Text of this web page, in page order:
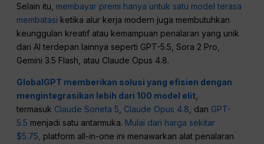
Selain itu, membayar premi hanya untuk satu model terasa
membatasi ketika alur kerja modern juga membutuhkan
keunggulan kreatif atau kemampuan penalaran yang unik
dari AI terdepan lainnya seperti GPT-5.5, Sora 2 Pro,
Gemini 3.5 Flash, atau Claude Opus 4.8.
GlobalGPT memberikan solusi yang efisien dengan
mengintegrasikan lebih dari 100 model elit,
termasuk Claude Soneta 5, Claude Opus 4.8, dan GPT-
5.5 menjadi satu antarmuka. Mulai dari harga sekitar
$5.75, platform all-in-one ini menawarkan alat penalaran